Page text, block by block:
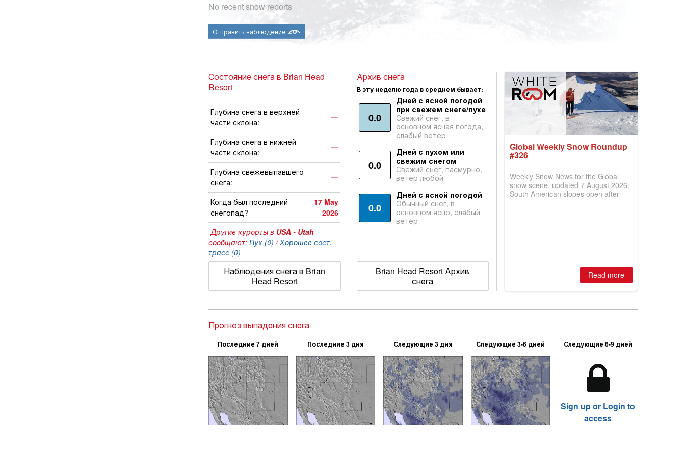
No recent snow reports
Отправить наблюдение
Состояние снега в Brian Head
Resort
Глубина снега в верхней
части склона:
—
Глубина снега в нижней
части склона:
—
Глубина свежевыпавшего
снега:
—
Когда был последний
снегопад?
17 May
2026
Другие курорты в USA - Utah
сообщают: Пух (0) /Хорошее сост.
трасс (0)
Наблюдения снега в Brian
Head Resort
Архив снега
В эту неделю года в среднем бывает:
0.0
Дней с ясной погодой
при свежем снеге/пухе
Свежий снег, в
основном ясная погода,
слабый ветер
0.0
Дней с пухом или
свежим снегом
Свежий снег, пасмурно,
ветер любой
0.0
Дней с ясной погодой
Обычный снег, в
основном ясно, слабый
ветер
Brian Head Resort Архив
снега
Global Weekly Snow Roundup
#326
Weekly Snow News for the Global
snow scene, updated 7 August 2026:
South American slopes open after
Read more
Прогноз выпадения снега
Последние 7 дней Последние 3 дня Следующие 3 дня Следующие 3-6 дней Следующие 6-9 дней
Sign up or Login to
access